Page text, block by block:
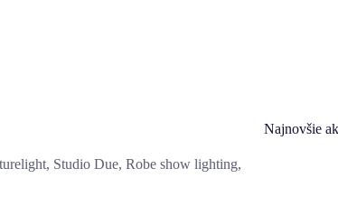
Studio Due, Robe show lighting,
Najnovšie